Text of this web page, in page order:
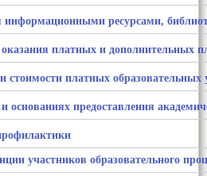
информационными ресурсами,
платных и дополнительных
стоимости платных образовательных
основаниях предоставления
участников образовательного